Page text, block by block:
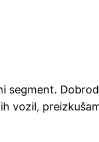
segment.
vozil,